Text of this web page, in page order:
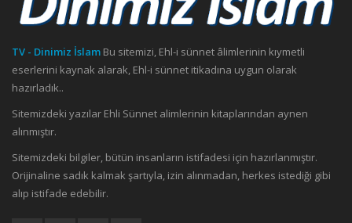
TV - Dinimiz İslam Bu sitemizi, Ehl-i sünnet âlimlerinin kıymetli
eserlerini kaynak alarak, Ehl-i sünnet itikadına uygun olarak
hazırladık..
Sitemizdeki yazılar Ehli Sünnet alimlerinin kitaplarından aynen
alınmıştır.
Sitemizdeki bilgiler, bütün insanların istifadesi için hazırlanmıştır.
Orijinaline sadık kalmak şartıyla, izin alınmadan, herkes istediği gibi
alıp istifade edebilir.